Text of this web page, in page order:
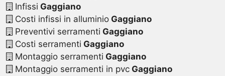
Infissi Gaggiano
Costi infissi in alluminioGaggiano
Preventivi serramenti Gaggiano
Costi serramenti Gaggiano
Montaggio serramenti Gaggiano
Montaggio serramenti in pvcGaggiano